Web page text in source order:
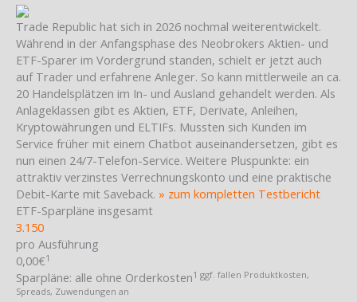
Trade Republic hat sich in 2026 nochmal weiterentwickelt.
Während in der Anfangsphase des Neobrokers Aktien- und
ETF-Sparer im Vordergrund standen, schielt er jetzt auch
auf Trader und erfahrene Anleger. So kann mittlerweile an ca.
20 Handelsplätzen im In- und Ausland gehandelt werden. Als
Anlageklassen gibt es Aktien, ETF, Derivate, Anleihen,
Kryptowährungen und ELTIFs. Mussten sich Kunden im
Service früher mit einem Chatbot auseinandersetzen, gibt es
nun einen 24/7-Telefon-Service. Weitere Pluspunkte: ein
attraktiv verzinstes Verrechnungskonto und eine praktische
Debit-Karte mit Saveback. » zum kompletten Testbericht
ETF-Sparpläne insgesamt
3.150
pro Ausführung
0,00€1
Sparpläne: alle ohne Orderkosten1 ggf. fallen Produktkosten,
Spreads, Zuwendungen an